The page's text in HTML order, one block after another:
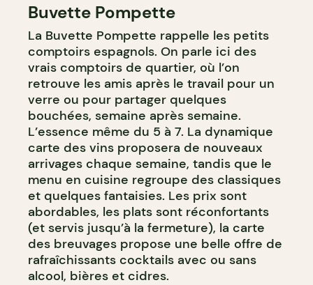
Buvette Pompette
La Buvette Pompette rappelle les petits
comptoirs espagnols. On parle ici des
vrais comptoirs de quartier, où l’on
retrouve les amis après le travail pour un
verre ou pour partager quelques
bouchées, semaine après semaine.
L’essence même du 5 à 7. La dynamique
carte des vins proposera de nouveaux
arrivages chaque semaine, tandis que le
menu en cuisine regroupe des classiques
et quelques fantaisies. Les prix sont
abordables, les plats sont réconfortants
(et servis jusqu’à la fermeture), la carte
des breuvages propose une belle offre de
rafraîchissants cocktails avec ou sans
alcool, bières et cidres.